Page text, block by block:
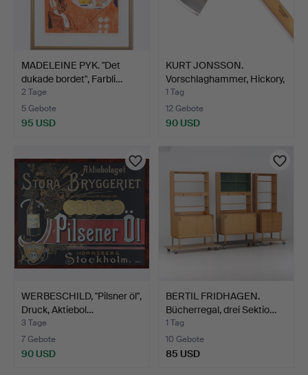
MADELEINE PYK. "Det
dukade bordet", Farbli…
2 Tage
5 Gebote
95 USD
KURT JONSSON.
Vorschlaghammer, Hickory,
St…
1 Tag
12 Gebote
90 USD
WERBESCHILD, "Pilsner öl",
Druck, Aktiebol…
3 Tage
7 Gebote
90 USD
BERTIL FRIDHAGEN.
Bücherregal, drei Sektio…
1 Tag
10 Gebote
85 USD